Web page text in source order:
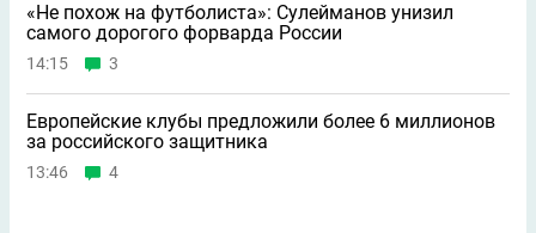
«Не похож на футболиста»: Сулейманов унизил
самого дорогого форварда России
14:15 3
Европейские клубы предложили более 6 миллионов
за российского защитника
13:46 4